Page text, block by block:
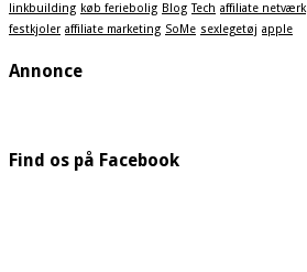
linkbuilding køb feriebolig Blog Tech affiliate netværk
festkjoler affiliate marketing SoMe sexlegetøj apple
Annonce
Find os på Facebook